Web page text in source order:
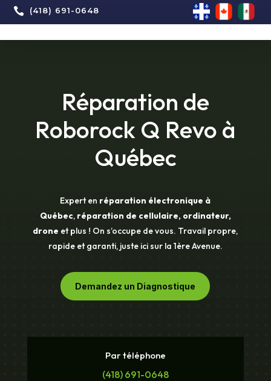
 (418) 691-0648
Réparation de
Roborock Q Revo à
Québec
Expert en réparation électronique à
Québec, réparation de cellulaire, ordinateur,
drone et plus ! On s’occupe de vous. Travail propre,
rapide et garanti, juste ici sur la 1ère Avenue.
Demandez un Diagnostique
Par téléphone
(418) 691-0648